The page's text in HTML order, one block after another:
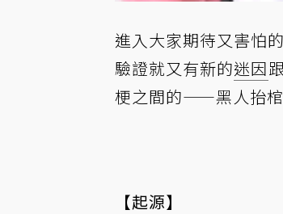
進入大家期待又害怕
驗證就又有新的迷因
梗之間的——黑人抬
【起源】